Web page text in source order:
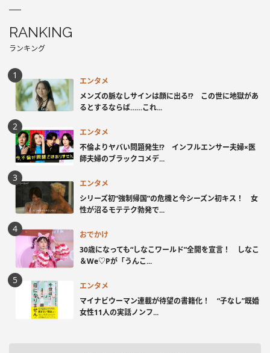
RANKING
ランキング
エンタメ
メンズの脈なしサインは顔に出る!? この世に地獄があ
るとするならば……これ...
エンタメ
不倫よりヤバい問題発生!? インフルエンサー夫婦×医
師夫婦のブラックコメデ...
エンタメ
シリーズ初“強制帰国”の危機と今シーズン初キス！ 女
性が沼るモテテク勃発で...
おでかけ
30歳になっても“しなこワールド”全開を宣言！ しなこ
＆We♡Pが「うんこ...
エンタメ
マイナビウーマン連載が待望の書籍化！ “子なし”既婚
女性11人の実話ノンフ...